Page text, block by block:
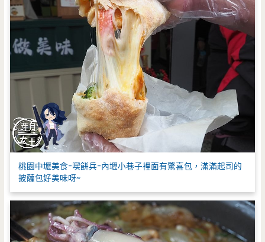
桃園中壢美食-喫餅兵-內壢小巷子裡面有驚喜包，滿滿起司的
披薩包好美味呀~